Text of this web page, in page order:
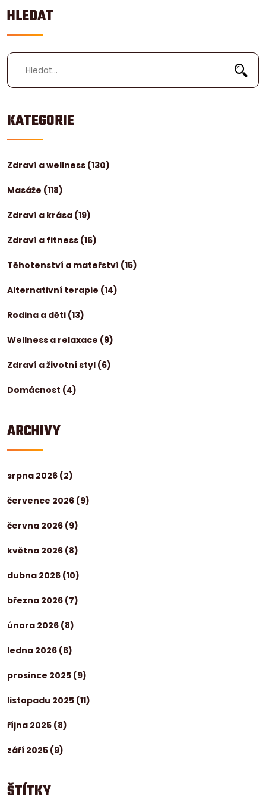
HLEDAT
KATEGORIE
Zdraví a wellness (130)
Masáže (118)
Zdraví a krása (19)
Zdraví a fitness (16)
Těhotenství a mateřství (15)
Alternativní terapie (14)
Rodina a děti (13)
Wellness a relaxace (9)
Zdraví a životní styl (6)
Domácnost (4)
ARCHIVY
srpna 2026 (2)
července 2026 (9)
června 2026 (9)
května 2026 (8)
dubna 2026 (10)
března 2026 (7)
února 2026 (8)
ledna 2026 (6)
prosince 2025 (9)
listopadu 2025 (11)
října 2025 (8)
září 2025 (9)
ŠTÍTKY